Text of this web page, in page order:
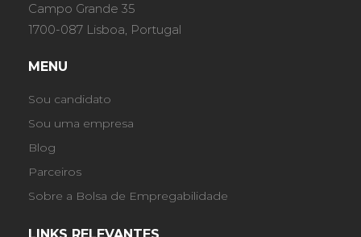
Campo Grande 35
1700-087 Lisboa, Portugal
MENU
Sou candidato
Sou uma empresa
Blog
Parceiros
Sobre a Bolsa de Empregabilidade